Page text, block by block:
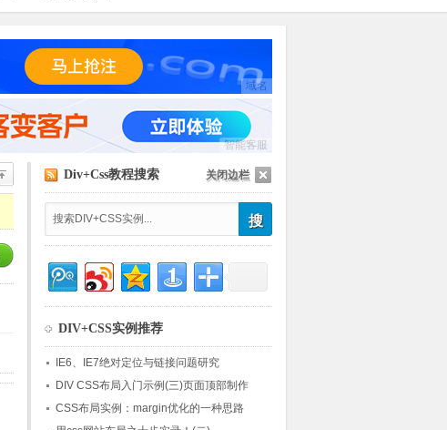
域名
智能客服
关闭边栏
Div+Css教程搜索
DIV+CSS实例推荐
IE6、IE7绝对定位与链接问题研究
DIV CSS布局入门示例(三)页面顶部制作
CSS布局实例：margin优化的一种思路